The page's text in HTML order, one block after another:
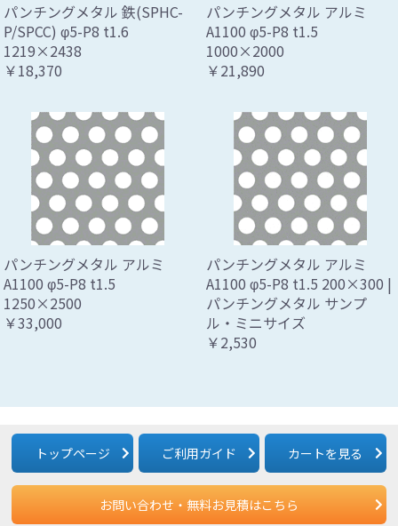
パンチングメタル 鉄(SPHC-
P/SPCC) φ5-P8 t1.6
1219×2438
￥18,370
パンチングメタル アルミ
A1100 φ5-P8 t1.5
1000×2000
￥21,890
パンチングメタル アルミ
A1100 φ5-P8 t1.5
1250×2500
￥33,000
パンチングメタル アルミ
A1100 φ5-P8 t1.5 200×300 |
パンチングメタル サンプ
ル・ミニサイズ
￥2,530
トップページ ご利用ガイド カートを見る
お問い合わせ・無料お見積はこちら